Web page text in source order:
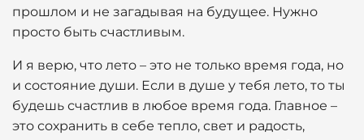
прошлом и не загадывая на будущее. Нужно
просто быть счастливым.
И я верю, что лето – это не только время года, но
и состояние души. Если в душе у тебя лето, то ты
будешь счастлив в любое время года. Главное –
это сохранить в себе тепло, свет и радость,